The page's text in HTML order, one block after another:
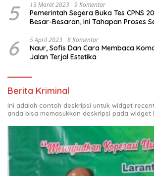
5 13 Maret 2023 9 Komentar
Pemerintah Segera Buka Tes CPNS
Besar-Besaran, Ini Tahapan Proses
6 5 April 2023 8 Komentar
Naur, Sofis Dan Cara Membaca
Jalan Terjal Estetika
Berita Kriminal
Ini adalah contoh deskripsi untuk widget
anda bisa memasukkan deskripsi pada widget